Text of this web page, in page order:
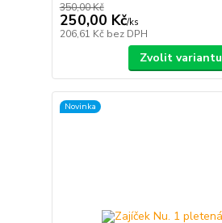
350,00 Kč
250,00 Kč/ks
206,61 Kč bez DPH
Zvolit variantu
Novinka